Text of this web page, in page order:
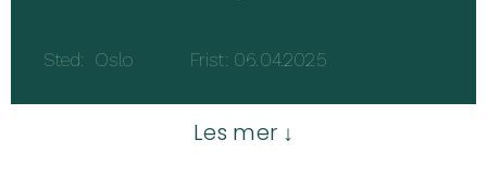
Sted: Oslo Frist: 06.04.2025
Les mer ↓